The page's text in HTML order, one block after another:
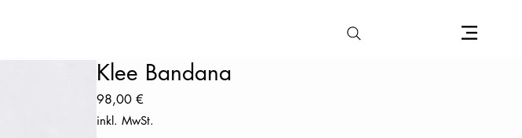
Klee Bandana
98,00 €
inkl. MwSt.